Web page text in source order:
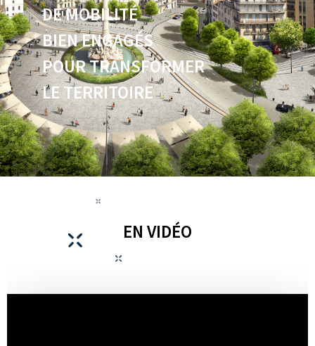
DE MOBILITÉ
BIEN ENGAGÉS
POUR TRANSFORMER
LE TERRITOIRE
EN VIDÉO